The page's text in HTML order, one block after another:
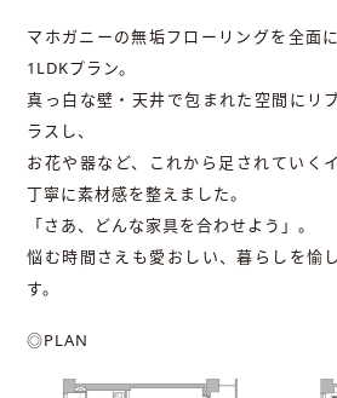
マホガニーの無垢フローリングを全面
1LDKプラン。
真っ白な壁・天井で包まれた空間にリ
ラスし、
お花や器など、これから足されていく
丁寧に素材感を整えました。
「さあ、どんな家具を合わせよう」。
悩む時間さえも愛おしい、暮らしを愉
す。
◎PLAN